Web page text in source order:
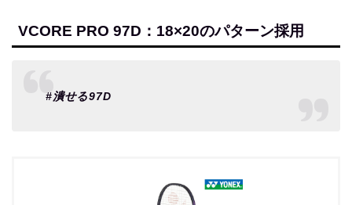
VCORE PRO 97D：18×20のパターン採用
#潰せる97D